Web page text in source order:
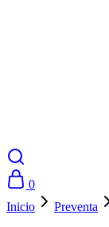
0
Inicio
Preventa